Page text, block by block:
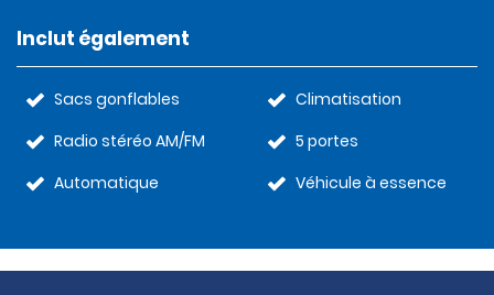
Inclut également
Sacs gonflables
Radio stéréo AM/FM
Automatique
Climatisation
5 portes
Véhicule à essence